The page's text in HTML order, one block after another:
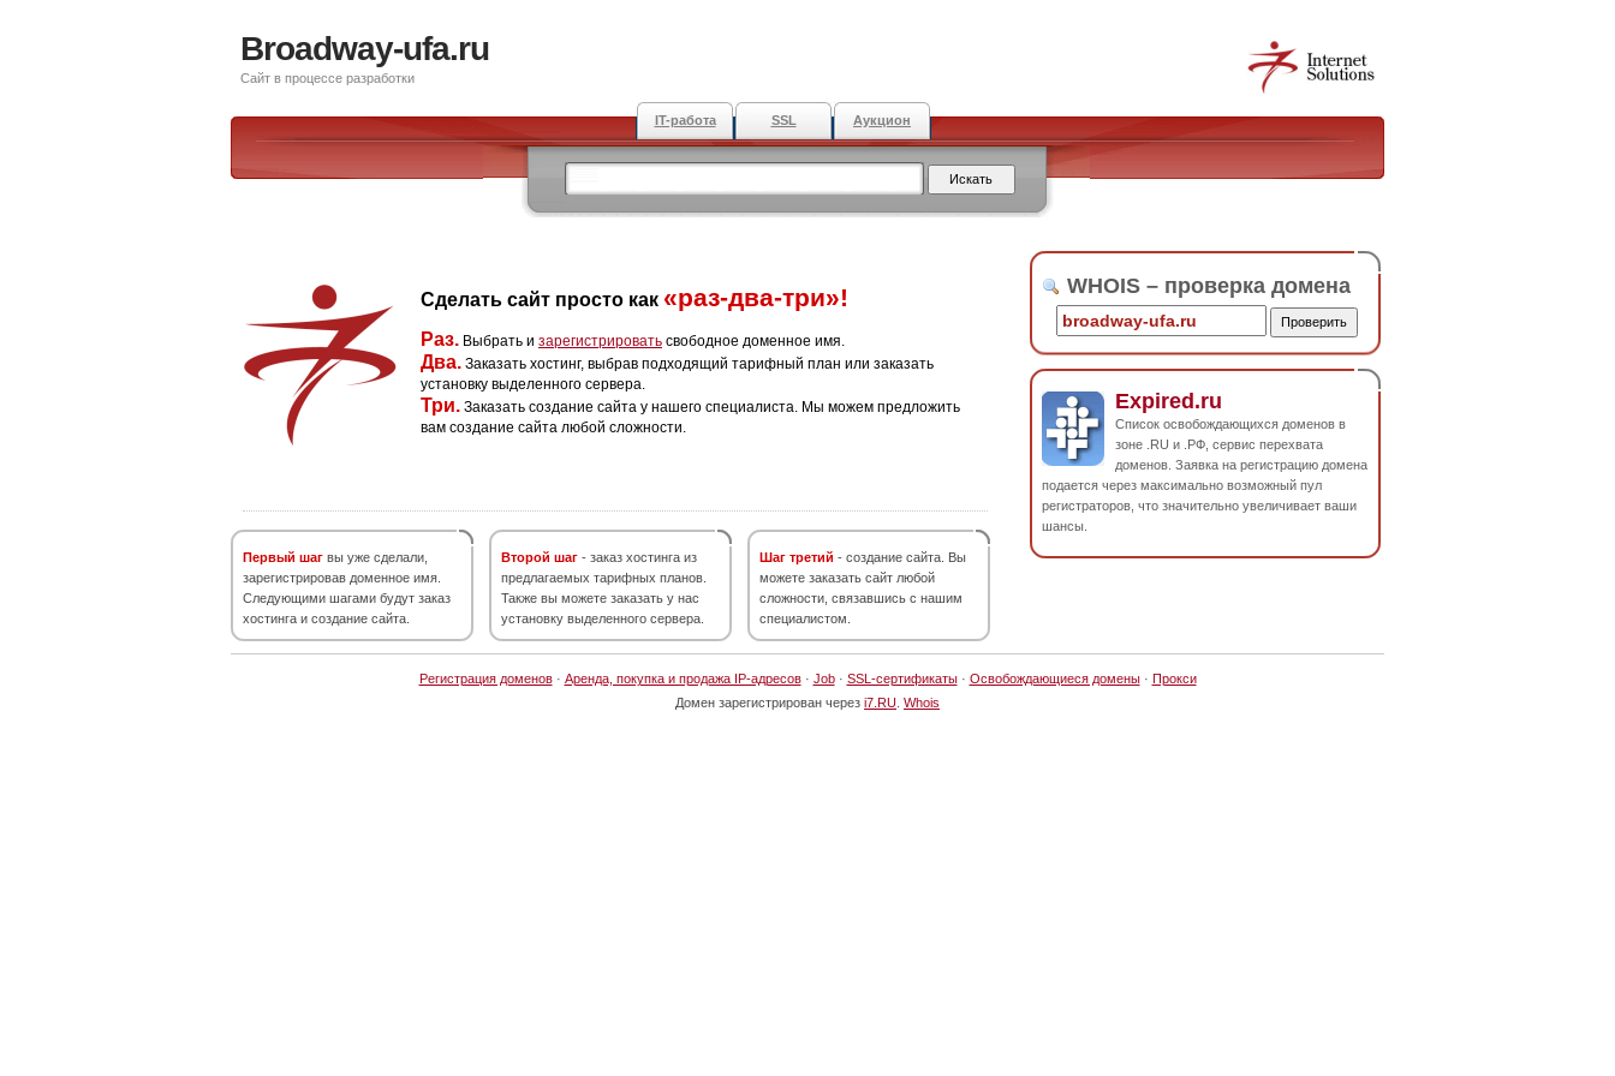
Broadway-ufa.ru
Сайт в процессе разработки
IT-работа SSL Аукцион
Сделать сайт просто как «раз-два-три»!
Раз. Выбрать и зарегистрировать свободное доменное имя.
Два. Заказать хостинг, выбрав подходящий тарифный план или заказать
установку выделенного сервера.
Три. Заказать создание сайта у нашего специалиста. Мы можем предложить
вам создание сайта любой сложности.
Первый шаг вы уже сделали,
зарегистрировав доменное имя.
Следующими шагами будут заказ
хостинга и создание сайта.
Второй шаг - заказ хостинга из
предлагаемых тарифных планов.
Также вы можете заказать у нас
установку выделенного сервера.
Шаг третий - создание сайта. Вы
можете заказать сайт любой
сложности, связавшись с нашим
специалистом.
WHOIS – проверка домена
Expired.ru
Список освобождающихся доменов в
зоне .RU и .РФ, сервис перехвата
доменов. Заявка на регистрацию домена
подается через максимально возможный пул
регистраторов, что значительно увеличивает ваши
шансы.
Регистрация доменов· Аренда, покупка и продажа IP-адресов· Job· SSL-сертификаты· Освобождающиеся домены· Прокси
Домен зарегистрирован через i7.RU Whois